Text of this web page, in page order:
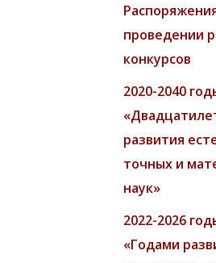
проведении
конкурсов
2020-2040
развития
точных и
наук»
2022-2026
«Годами